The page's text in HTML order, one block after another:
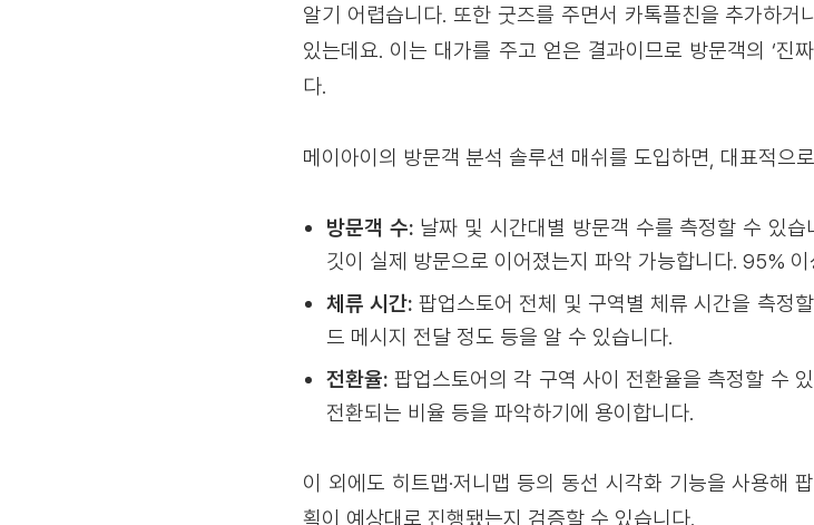
알기 어렵습니다. 또한 굿즈를 주면서 카톡플친을 추가하
있는데요. 이는 대가를 주고 얻은 결과이므로 방문객의 ‘진
다.
메이아이의 방문객 분석 솔루션 매쉬를 도입하면, 대표적으
방문객 수: 날짜 및 시간대별 방문객 수를 측정할 수 있
깃이 실제 방문으로 이어졌는지 파악 가능합니다. 95%
체류 시간: 팝업스토어 전체 및 구역별 체류 시간을 측정
드 메시지 전달 정도 등을 알 수 있습니다.
전환율: 팝업스토어의 각 구역 사이 전환율을 측정할 수
전환되는 비율 등을 파악하기에 용이합니다.
이 외에도 히트맵·저니맵 등의 동선 시각화 기능을 사용해
획이 예상대로 진행됐는지 검증할 수 있습니다.